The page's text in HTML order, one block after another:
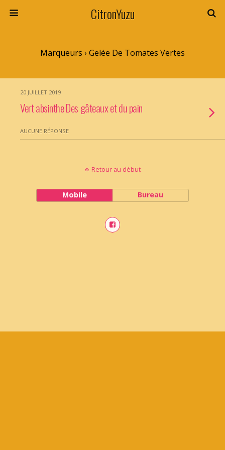
CitronYuzu
Marqueurs › Gelée De Tomates Vertes
20 JUILLET 2019
Vert absinthe Des gâteaux et du pain
AUCUNE RÉPONSE
Retour au début
Mobile Bureau